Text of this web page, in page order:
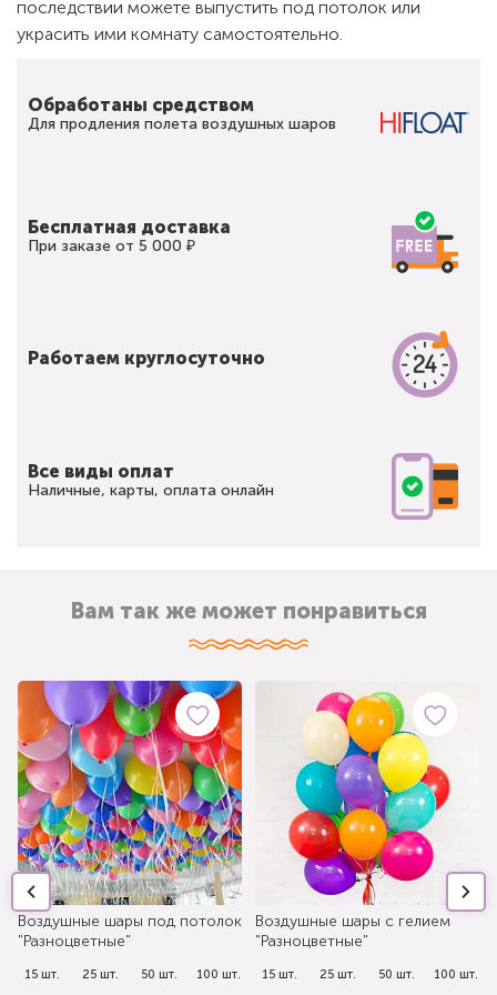
последствии можете выпустить под потолок или
украсить ими комнату самостоятельно.
Обработаны средством
Для продления полета воздушных шаров
Бесплатная доставка
При заказе от 5 000 ₽
Работаем круглосуточно
Все виды оплат
Наличные, карты, оплата онлайн
Вам так же может понравиться
Воздушные шары под потолок
"Разноцветные"
15 шт. 25 шт. 50 шт. 100 шт.
Воздушные шары с гелием
"Разноцветные"
15 шт. 25 шт. 50 шт. 100 шт.